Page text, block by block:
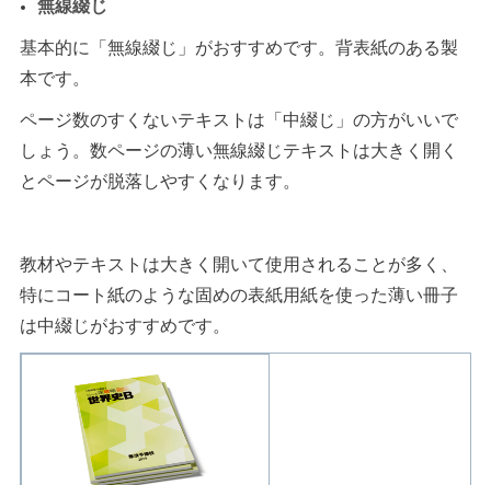
無線綴じ
基本的に「無線綴じ」がおすすめです。背表紙のある製
本です。
ページ数のすくないテキストは「中綴じ」の方がいいで
しょう。数ページの薄い無線綴じテキストは大きく開く
とページが脱落しやすくなります。
教材やテキストは大きく開いて使用されることが多く、
特にコート紙のような固めの表紙用紙を使った薄い冊子
は中綴じがおすすめです。